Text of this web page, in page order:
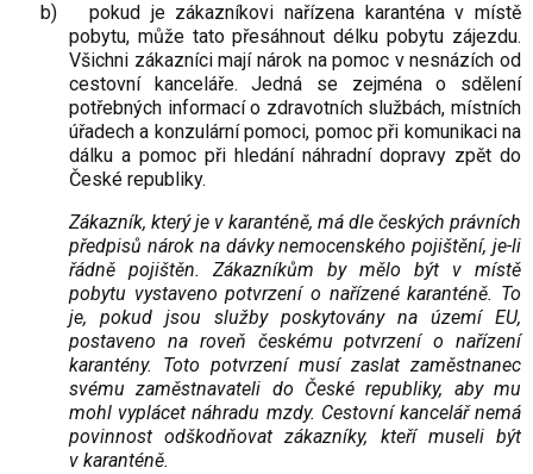
b)
pokud je zákazníkovi nařízena karanténa v místě
pobytu, může tato přesáhnout délku pobytu zájezdu.
Všichni zákazníci mají nárok na pomoc v nesnázích od
cestovní kanceláře. Jedná se zejména o sdělení
potřebných informací o zdravotních službách, místních
úřadech a konzulární pomoci, pomoc při komunikaci na
dálku a pomoc při hledání náhradní dopravy zpět do
České republiky.
Zákazník, který je v karanténě, má dle českých právních
předpisů nárok na dávky nemocenského pojištění, je-li
řádně pojištěn. Zákazníkům by mělo být v místě
pobytu vystaveno potvrzení o nařízené karanténě. To
je, pokud jsou služby poskytovány na území EU,
postaveno na roveň českému potvrzení o nařízení
karantény. Toto potvrzení musí zaslat zaměstnanec
svému zaměstnavateli do České republiky, aby mu
mohl vyplácet náhradu mzdy. Cestovní kancelář nemá
povinnost odškodňovat zákazníky, kteří museli být
v karanténě.